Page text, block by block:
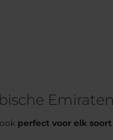
perfect voor elk